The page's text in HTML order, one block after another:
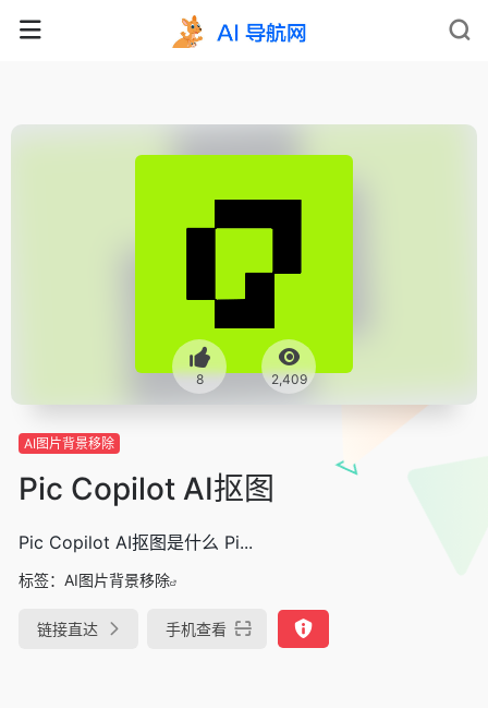
8 2,409
AI图片背景移除
Pic Copilot AI抠图
Pic Copilot AI抠图是什么 Pi...
标签： AI图片背景移除
链接直达 手机查看